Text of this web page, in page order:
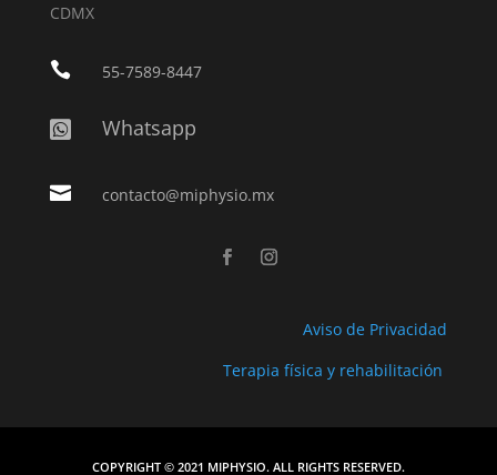
CDMX
 55-7589-8447
 Whatsapp
 contacto@miphysio.mx
Aviso de Privacidad
Terapia física y rehabilitación
COPYRIGHT © 2021 MIPHYSIO. ALL RIGHTS RESERVED.